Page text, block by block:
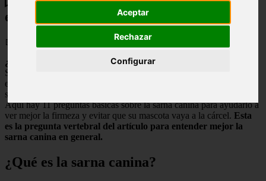
Aceptar
Rechazar
Configurar
enfermedad que afecta a los perros
📅 29/05/2025
¿Estás preocupado porque tu perro pueda tener sarna?
Sabiendo que entre los perros es notorio, pero ¿sabes realmente qué
es la sarna? Muchas razas de perros no están familiarizadas con la
sarna canina, incluidas sus causas, cómo evitarla y cómo tratarla.
Aquí hay 11 preguntas básicas sobre la sarna canina para ayudarlo a
ver mejor la firmeza y evitar que su mascota vaya a la cárcel. Esta
es la pregunta vertebral del artículo para entender mejor la
sarna canina en general.
¿Qué es la sarna canina?